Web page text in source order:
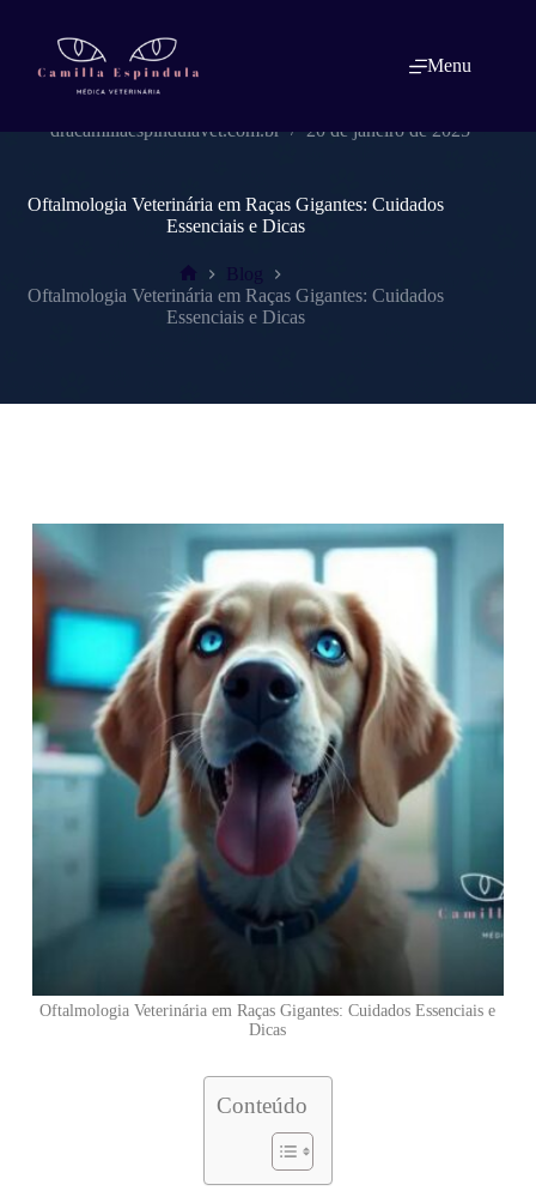
conteúdo
Menu
dracamillaespindulavet.com.br 20 de janeiro de 2025
Oftalmologia Veterinária em Raças Gigantes: Cuidados
Essenciais e Dicas
Home
Blog
Oftalmologia Veterinária em Raças Gigantes: Cuidados
Essenciais e Dicas
Oftalmologia Veterinária em Raças Gigantes: Cuidados Essenciais e
Dicas
Conteúdo